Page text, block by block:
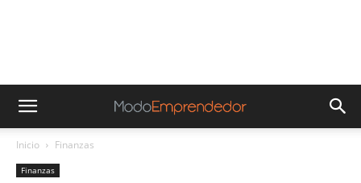
Inicio Finanzas
Finanzas